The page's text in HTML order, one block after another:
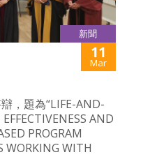
新聞
11
Mar
，題為“LIFE-AND-
AND
PROGRAM
WORKING WITH